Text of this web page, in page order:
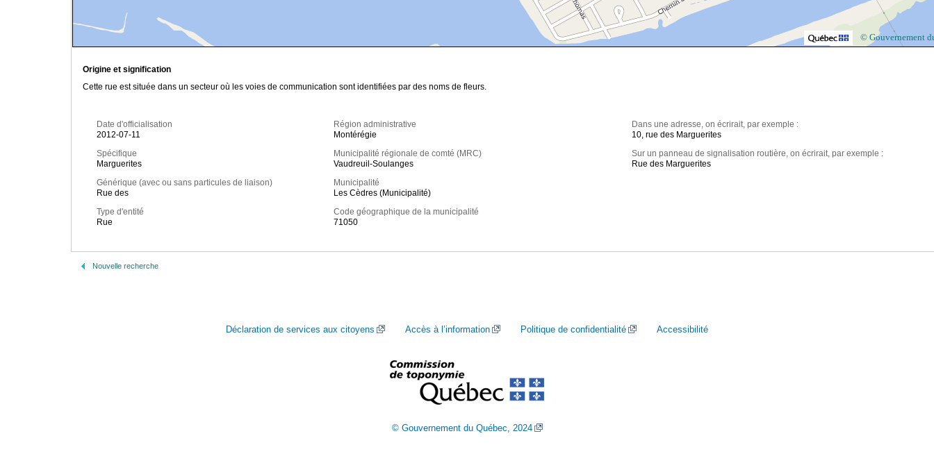
© Gouvernement
Origine et signification
Cette rue est située dans un secteur où les voies de communication sont identifiées par des noms de fleurs.
Date d'officialisation
2012-07-11
Spécifique
Marguerites
Générique (avec ou sans particules de liaison)
Rue des
Type d'entité
Rue
Région administrative
Montérégie
Municipalité régionale de comté (MRC)
Vaudreuil-Soulanges
Municipalité
Les Cèdres (Municipalité)
Code géographique de la municipalité
71050
Dans une adresse, on écrirait, par exemple :
10, rue des Marguerites
Sur un panneau de signalisation routière, on écrirait, par exemple :
Rue des Marguerites
Nouvelle recherche
Déclaration de services aux citoyens Accès à l’information Politique de confidentialité Accessibilité
© Gouvernement du Québec, 2024